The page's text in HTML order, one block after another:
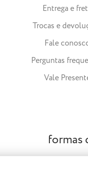
Entrega e
Trocas e
Fale
Perguntas
Vale
formas